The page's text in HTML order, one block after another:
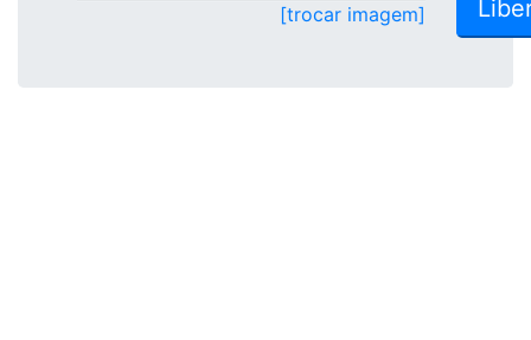
[trocar imagem]